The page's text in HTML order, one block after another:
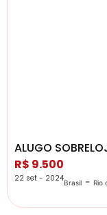
ALUGO
R$ 9.500
22 set - 2024Brasil - Rio